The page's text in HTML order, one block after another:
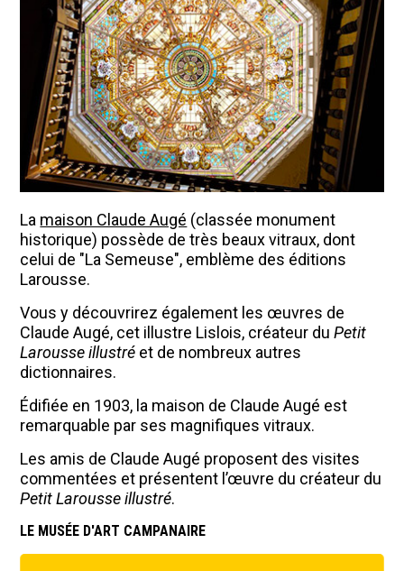
La maison Claude Augé (classée monument
historique) possède de très beaux vitraux, dont
celui de "La Semeuse", emblème des éditions
Larousse.
Vous y découvrirez également les œuvres de
Claude Augé, cet illustre Lislois, créateur duPetit
Larousse illustré et de nombreux autres
dictionnaires.
Édifiée en 1903, la maison de Claude Augé est
remarquable par ses magnifiques vitraux.
Les amis de Claude Augé proposent des visites
commentées et présentent l’œuvre du créateur du
Petit Larousse illustré.
LE MUSÉE D'ART CAMPANAIRE